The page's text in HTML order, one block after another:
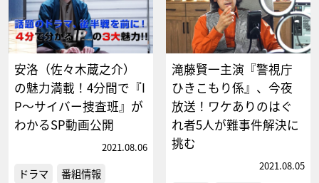
安洛（佐々木蔵之介）
の魅力満載！4分間で『I
P～サイバー捜査班』が
わかるSP動画公開
2021.08.06
ドラマ
番組情報
滝藤賢一主演『警視庁
ひきこもり係』、今夜
放送！ワケありのはぐ
れ者5人が難事件解決に
挑む
2021.08.05